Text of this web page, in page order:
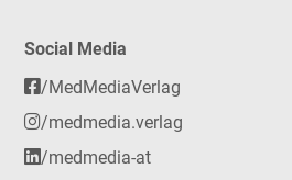
Social Media
/MedMediaVerlag
/medmedia.verlag
/medmedia-at